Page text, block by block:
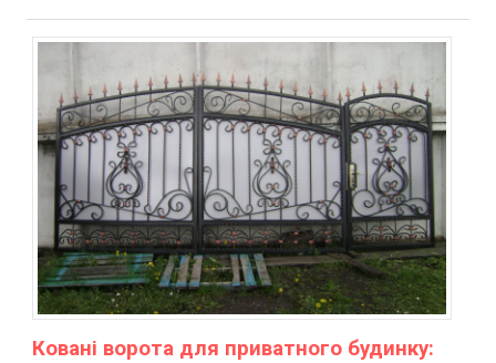
Ковані ворота для приватного будинку: